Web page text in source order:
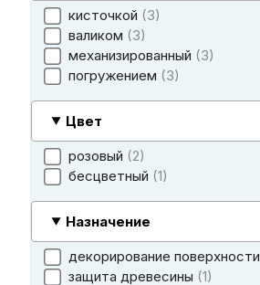
кисточкой
3
валиком
3
механизированный
3
погружением
3
Цвет
розовый 2
бесцветный 1
Назначение
декорирование поверхности
защита древесины 1